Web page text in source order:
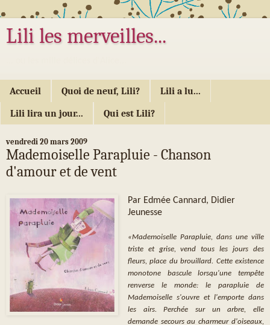
Lili les merveilles...
Accueil Quoi de neuf, Lili? Lili a lu...
Lili lira un jour... Qui est Lili?
vendredi 20 mars 2009
Mademoiselle Parapluie - Chanson
d'amour et de vent
Par Edmée Cannard, Didier
Jeunesse
«Mademoiselle Parapluie, dans une ville
triste et grise, vend tous les jours des
fleurs, place du brouillard. Cette existence
monotone bascule lorsqu'une tempête
renverse le monde: le parapluie de
Mademoiselle s'ouvre et l'emporte dans
les airs. Perchée sur un arbre, elle
demande secours au charmeur d'oiseaux,